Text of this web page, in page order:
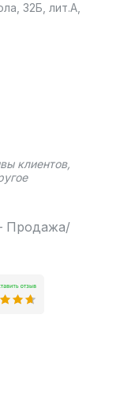
32Б, лит.А,
клиентов,
Продажа/